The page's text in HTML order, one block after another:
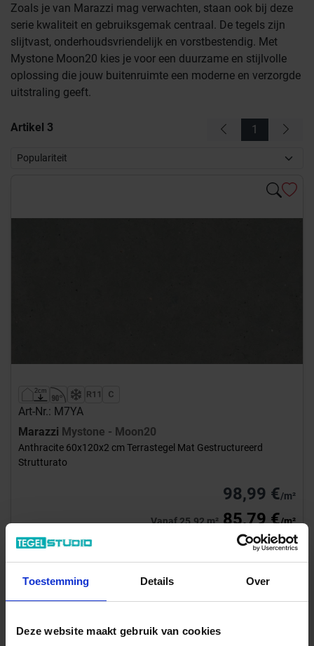
Toestemming Details Over
Deze website maakt gebruik van cookies
Zoals je van Marazzi mag verwachten, staan ook bij deze
serie kwaliteit en gebruiksgemak centraal. De tegels zijn
slijtvast, onderhoudsvriendelijk en vorstbestendig. Met
Mystone Moon20 kies je voor een duurzame en stijlvolle
oplossing die jouw buitenruimte een moderne en verzorgde
uitstraling geeft.
Artikel 3 1
Art-Nr.: M7YA
Marazzi Mystone - Moon20
Anthracite 60x120x2 cm Terrastegel Mat Gestructureerd
Strutturato
98,99 €/m²
Vanaf 25.92 m²85,79 €/m²
Inhoud: 0,72 m² = 71,27 €/Pakket
Wordt voor je besteld
Levertijd 10-15 werkdagen, verzendtijd 5-7 werkdagen